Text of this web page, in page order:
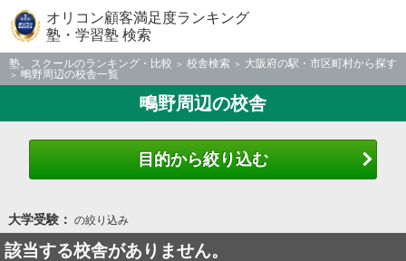
オリコン顧客満足度ランキング
塾・学習塾 検索
塾、スクールのランキング・比較 校舎検索
大阪府の駅・市区町村から探す
鴫野周辺の校舎一覧
鴫野周辺の校舎
目的から絞り込む
大学受験： の絞り込み
該当する校舎がありません。